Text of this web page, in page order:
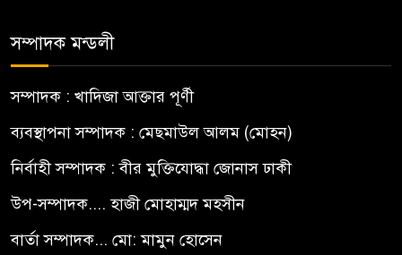
সম্পাদক মন্ডলী
সম্পাদক : খাদিজা আক্তার পূর্ণী
ব্যবস্থাপনা সম্পাদক : মেছমাউল আলম (মোহন)
নির্বাহী সম্পাদক : বীর মুক্তিযোদ্ধা জোনাস ঢাকী
উপ-সম্পাদক.... হাজী মোহাম্মদ মহসীন
বার্তা সম্পাদক... মো: মামুন হোসেন